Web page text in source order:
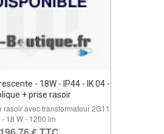
- 18W - IP44 - IK 04 -
+ prise rasoir
avec transformateur 2G11
- 18 W - 1200 lm